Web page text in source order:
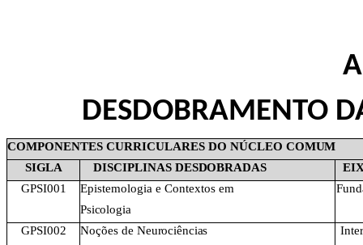
DESDOBRAMENTO
COMPONENTES CURRICULARES DO NÚCLEO COMUM
SIGLA
DISCIPLINAS DESDOBRADAS
GPSI001
Epistemologia e Contextos em
Psicologia
GPSI002 Noções de Neurociências